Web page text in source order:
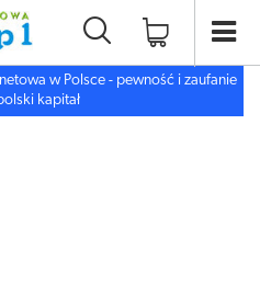
w Polsce - pewność i zaufanie
kapitał